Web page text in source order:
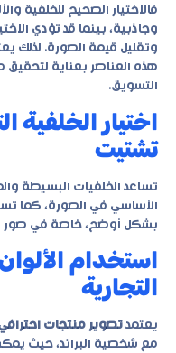
فالاختيار الصحيح للخلفية
وجاذبية، بينما قد تؤدي
وتقليل قيمة الصورة. لذلك
هذه العناصر بعناية
التسويق.
اختيار الخلفية
تشتيت
تساعد الخلفيات البسيطة
الأساسي في الصورة، كما
بشكل أوضح، خاصة في صور
استخدام
التجارية
يعتمد تصوير منتجات
مع شخصية البراند، حيث يمكن